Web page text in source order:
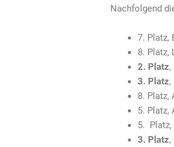
Nachfolgend
7. Platz,
8. Platz,
2. Platz,
3. Platz,
8. Platz,
5. Platz,
5. Platz,
3. Platz,